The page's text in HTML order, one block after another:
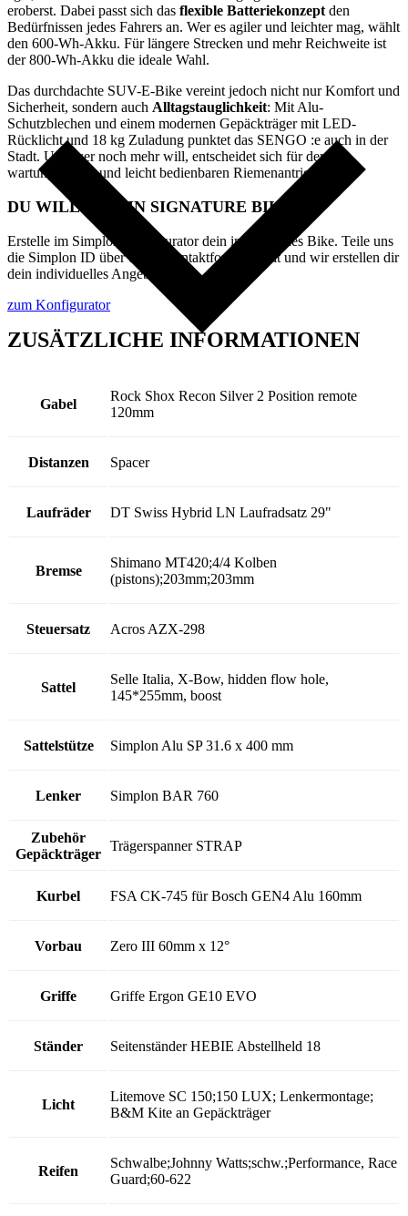
eroberst. Dabei passt sich das flexible Batteriekonzept den
Bedürfnissen jedes Fahrers an. Wer es agiler und leichter mag, wählt
den 600-Wh-Akku. Für längere Strecken und mehr Reichweite ist
der 800-Wh-Akku die ideale Wahl.
Das durchdachte SUV-E-Bike vereint jedoch nicht nur Komfort und
Sicherheit, sondern auch Alltagstauglichkeit: Mit Alu-
Schutzblechen und einem modernen Gepäckträger mit LED-
Rücklicht und 18 kg Zuladung punktet das SENGO :e auch in der
Stadt. Und wer noch mehr will, entscheidet sich für den
wartungsarmen und leicht bedienbaren Riemenantrieb.
DU WILLST DEIN SIGNATURE BIKE?
Erstelle im Simplon Konfigurator dein individuelles Bike. Teile uns
die Simplon ID über unser Kontaktformular mit und wir erstellen dir
dein individuelles Angebot.
zum Konfigurator
ZUSÄTZLICHE INFORMATIONEN
Gabel
Rock Shox Recon Silver 2 Position remote
120mm
Distanzen Spacer
Laufräder DT Swiss Hybrid LN Laufradsatz 29"
Bremse
Shimano MT420;4/4 Kolben
(pistons);203mm;203mm
Steuersatz Acros AZX-298
Sattel
Selle Italia, X-Bow, hidden flow hole,
145*255mm, boost
Sattelstütze Simplon Alu SP 31.6 x 400 mm
Lenker Simplon BAR 760
Zubehör
Gepäckträger
Trägerspanner STRAP
Kurbel FSA CK-745 für Bosch GEN4 Alu 160mm
Vorbau Zero III 60mm x 12°
Griffe Griffe Ergon GE10 EVO
Ständer Seitenständer HEBIE Abstellheld 18
Licht
Litemove SC 150;150 LUX; Lenkermontage;
B&M Kite an Gepäckträger
Reifen
Schwalbe;Johnny Watts;schw.;Performance, Race
Guard;60-622